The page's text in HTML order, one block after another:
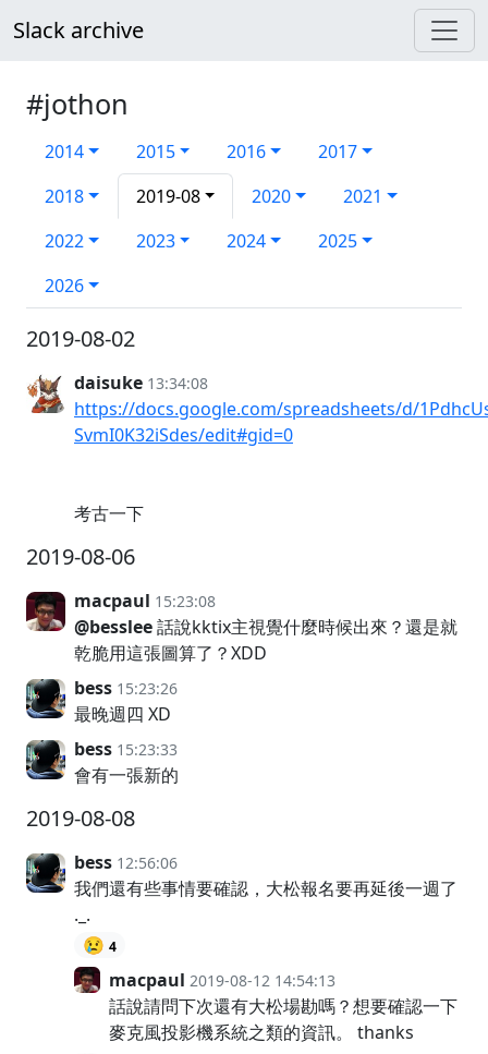
Slack archive
#jothon
2014 2015 2016
2017
2018
2019-08 2020
2021
2022
2023 2024
2025
2026
2019-08-02
daisuke 13:34:08
https://docs.google.com/spreadsheets/d/
SvmI0K32iSdes/edit#gid=0
考古一下
2019-08-06
macpaul 15:23:08
@besslee話說kktix主視覺什麼時候出來？還是就
乾脆用這張圖算了？XDD
bess 15:23:26
最晚週四 XD
bess 15:23:33
會有一張新的
2019-08-08
bess 12:56:06
我們還有些事情要確認，大松報名要再延後一週了
._.
😢 4
macpaul 2019-08-12 14:54:13
話說請問下次還有大松場勘嗎？想要確認一下
麥克風投影機系統之類的資訊。 thanks